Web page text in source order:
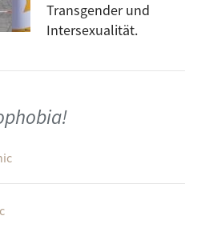
Transgender und
Intersexualität.